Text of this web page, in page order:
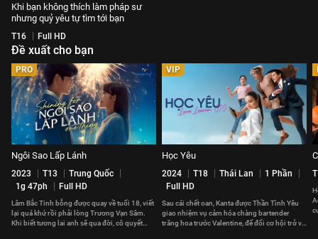
Khi bạn không thích làm pháp sư
nhưng quỷ yêu tự tìm tới bạn
T16 Full HD
Đề xuất cho bạn
PRO
Ngôi Sao Lấp Lánh
2023 T13
Trung Quốc
1g 47ph
Full HD
Lâm Bắc Tinh bỗng được quay về tuổi 18, viết
lại quá khứ rồi phải lòng Trương Vạn Sâm.
Khi biết tương lai anh sẽ qua đời, cô quyết
VIP
Học Yêu
2024 T18 Thái Lan
1 Phần
Full HD
Sau cái chết oan, Kanta được Thần Tình Yêu
giao nhiệm vụ cảm hóa chàng bartender
trăng hoa trước Valentine, để đổi cơ hội trở về